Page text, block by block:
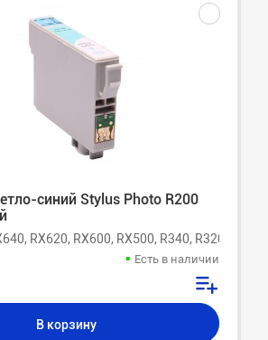
синий Stylus Photo R200
RX620, RX600, RX500, R340, R320, R300,
Есть в наличии
В корзину